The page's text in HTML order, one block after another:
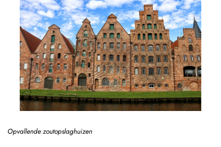
Opvallende zoutopslaghuizen